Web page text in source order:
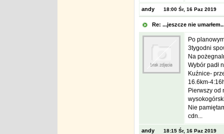
andy 18:00 Śr, 16 Paz 2019
Re: ...jeszcze nie
Po
3tygodni
Na
Wybór padł
Kuźnice-
16.6km-
Pierwszy od
Nie
cdn...
andy 18:15 Śr, 16 Paz 2019